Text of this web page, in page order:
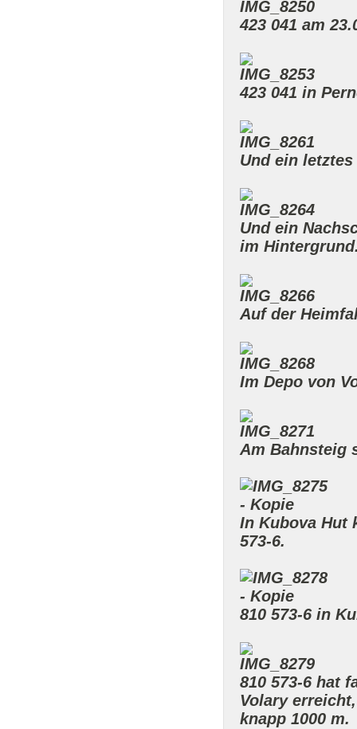
423 041 am
423 041 in
Und ein letztes
Und ein
im
Auf der
Im Depo von
Am Bahnsteig
In Kubova Hut
573-6.
810 573-6 in
810 573-6 hat
Volary erreicht,
knapp 1000 m.